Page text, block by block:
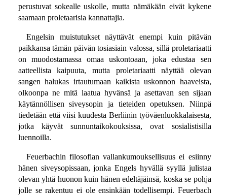
perustuvat sokealle uskolle, mutta nämäkään eivät kykene
saamaan proletaarisia kannattajia.
Engelsin muistutukset näyttävät enempi kuin pitävän
paikkansa tämän päivän tosiasiain valossa, sillä proletariaatti
on muodostamassa omaa uskontoaan, joka edustaa sen
aatteellista kaipuuta, mutta proletariaatti näyttää olevan
sangen halukas irtautumaan kaikista uskonnon haaveista,
olkoonpa ne mitä laatua hyvänsä ja asettavan sen sijaan
käytännöllisen siveysopin ja tieteiden opetuksen. Niinpä
tiedetään että viisi kuudesta Berliinin työväenluokkalaisesta,
jotka käyvät sunnuntaikokouksissa, ovat sosialistisilla
luennoilla.
Feuerbachin filosofian vallankumouksellisuus ei esiinny
hänen siveysopissaan, jonka Engels hyvällä syyllä julistaa
olevan yhtä huonon kuin hänen edeltäjäinsä, koska se pohja
jolle se rakentuu ei ole ensinkään todellisempi. Feuerbach